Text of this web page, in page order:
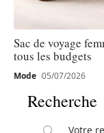
Sac de voyage
tous les budgets
Mode 05/07/2026
Recherche